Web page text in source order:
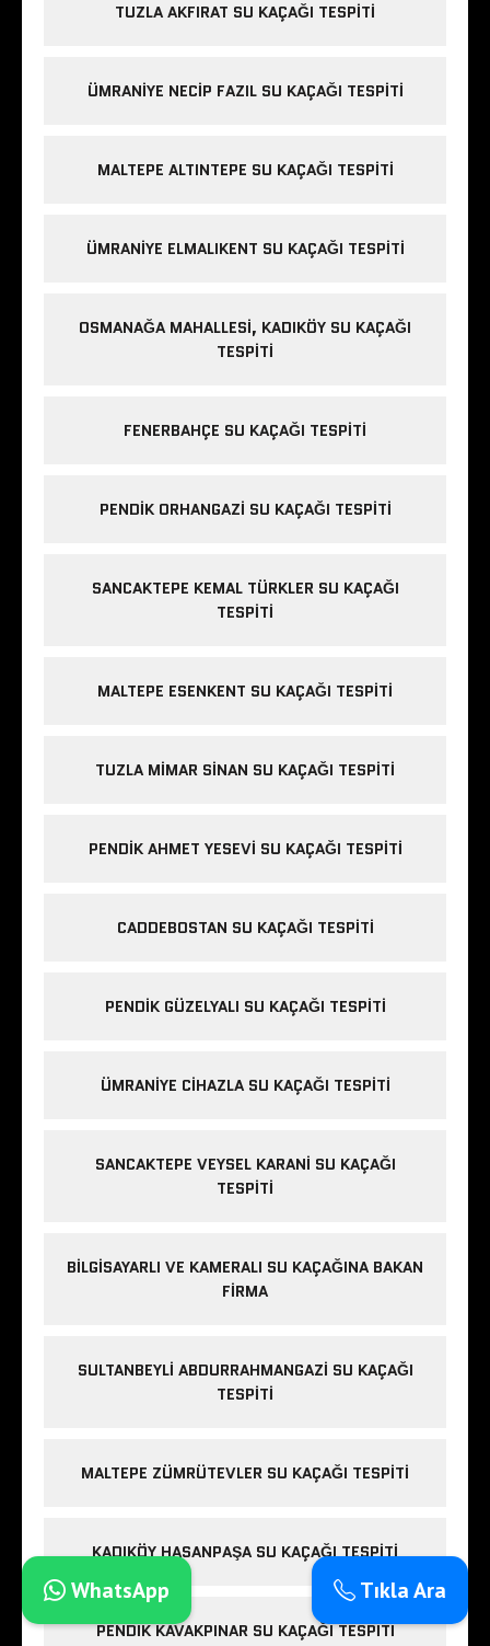
TUZLA AKFIRAT SU KAÇAĞI TESPITI
ÜMRANIYE NECIP FAZIL SU KAÇAĞI TESPITI
MALTEPE ALTINTEPE SU KAÇAĞI TESPITI
ÜMRANIYE ELMALIKENT SU KAÇAĞI TESPITI
OSMANAĞA MAHALLESI, KADIKÖY SU KAÇAĞI
TESPITI
FENERBAHÇE SU KAÇAĞI TESPITI
PENDIK ORHANGAZI SU KAÇAĞI TESPITI
SANCAKTEPE KEMAL TÜRKLER SU KAÇAĞI
TESPITI
MALTEPE ESENKENT SU KAÇAĞI TESPITI
TUZLA MIMAR SINAN SU KAÇAĞI TESPITI
PENDIK AHMET YESEVI SU KAÇAĞI TESPITI
CADDEBOSTAN SU KAÇAĞI TESPITI
PENDIK GÜZELYALI SU KAÇAĞI TESPITI
ÜMRANIYE CIHAZLA SU KAÇAĞI TESPITI
SANCAKTEPE VEYSEL KARANI SU KAÇAĞI
TESPITI
BILGISAYARLI VE KAMERALI SU KAÇAĞINA BAKAN
FIRMA
SULTANBEYLI ABDURRAHMANGAZI SU KAÇAĞI
TESPITI
MALTEPE ZÜMRÜTEVLER SU KAÇAĞI TESPITI
KADIKÖY HASANPAŞA SU KAÇAĞI TESPITI
PENDIK KAVAKPINAR SU KAÇAĞI TESPITI
Tıkla Ara
WhatsApp